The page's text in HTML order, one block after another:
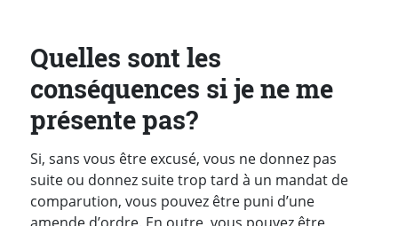
Quelles sont les
conséquences si je ne me
présente pas?
Si, sans vous être excusé, vous ne donnez pas
suite ou donnez suite trop tard à un mandat de
comparution, vous pouvez être puni d’une